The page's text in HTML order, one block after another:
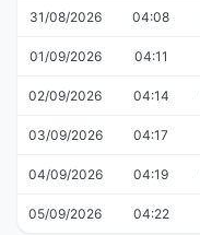
31/08/2026 04:08
01/09/2026 04:11
02/09/2026 04:14
03/09/2026 04:17
04/09/2026 04:19
05/09/2026 04:22